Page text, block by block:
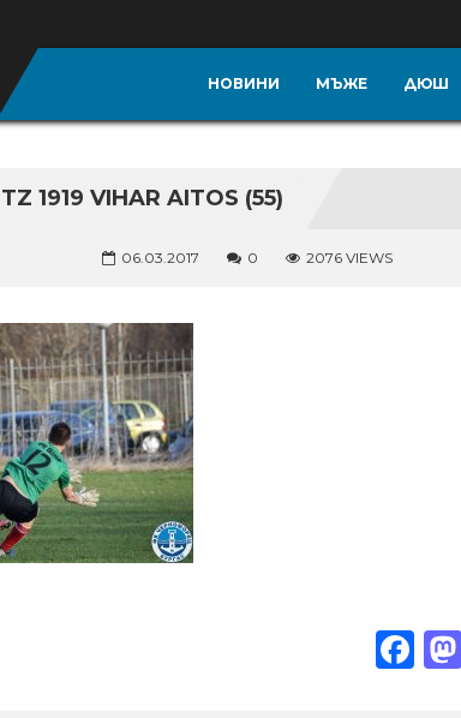
НОВИНИ МЪЖЕ ДЮШ
1919 VIHAR AITOS (55)
06.03.2017 0 2076 VIEWS